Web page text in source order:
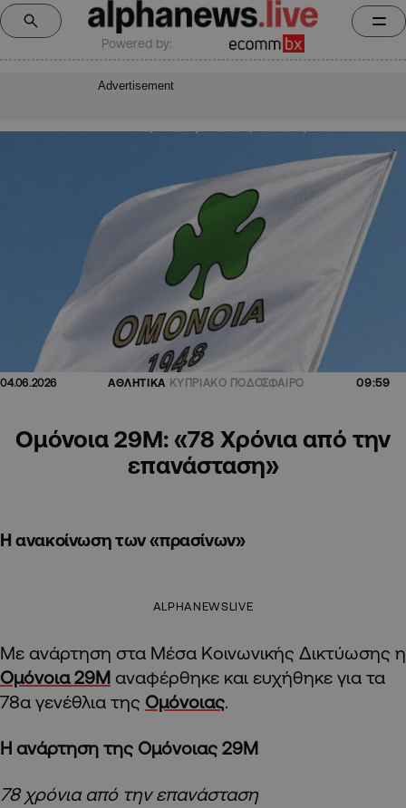
Powered by:
Advertisement
04.06.2026 ΑΘΛΗΤΙΚΑ ΚΥΠΡΙΑΚΟ ΠΟΔΟΣΦΑΙΡΟ 09:59
Ομόνοια 29Μ: «78 Χρόνια από την
επανάσταση»
Η ανακοίνωση των «πρασίνων»
ALPHANEWSLIVE
Με ανάρτηση στα Μέσα Κοινωνικής Δικτύωσης η
Ομόνοια 29Μ αναφέρθηκε και ευχήθηκε για τα
78α γενέθλια της Ομόνοιας
Η ανάρτηση της Ομόνοιας 29Μ
78 χρόνια από την επανάσταση